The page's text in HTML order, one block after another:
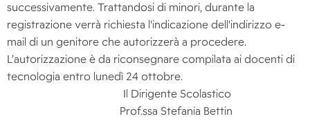
successivamente. Trattandosi di minori, durante la
registrazione verrà richiesta l'indicazione dell'indirizzo e-
mail di un genitore che autorizzerà a procedere.
L’autorizzazione è da riconsegnare compilata ai docenti di
tecnologia entro lunedì 24 ottobre.
Il Dirigente Scolastico
Prof.ssa Stefania Bettin